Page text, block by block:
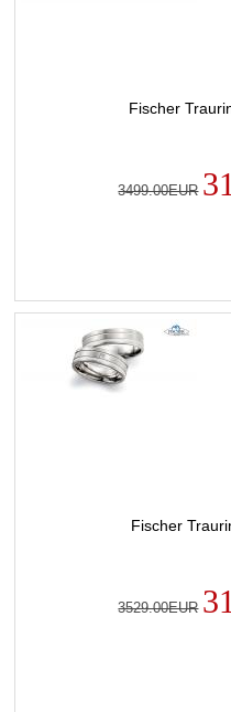
Fischer
3499.00EUR
Fischer
3529.00EUR